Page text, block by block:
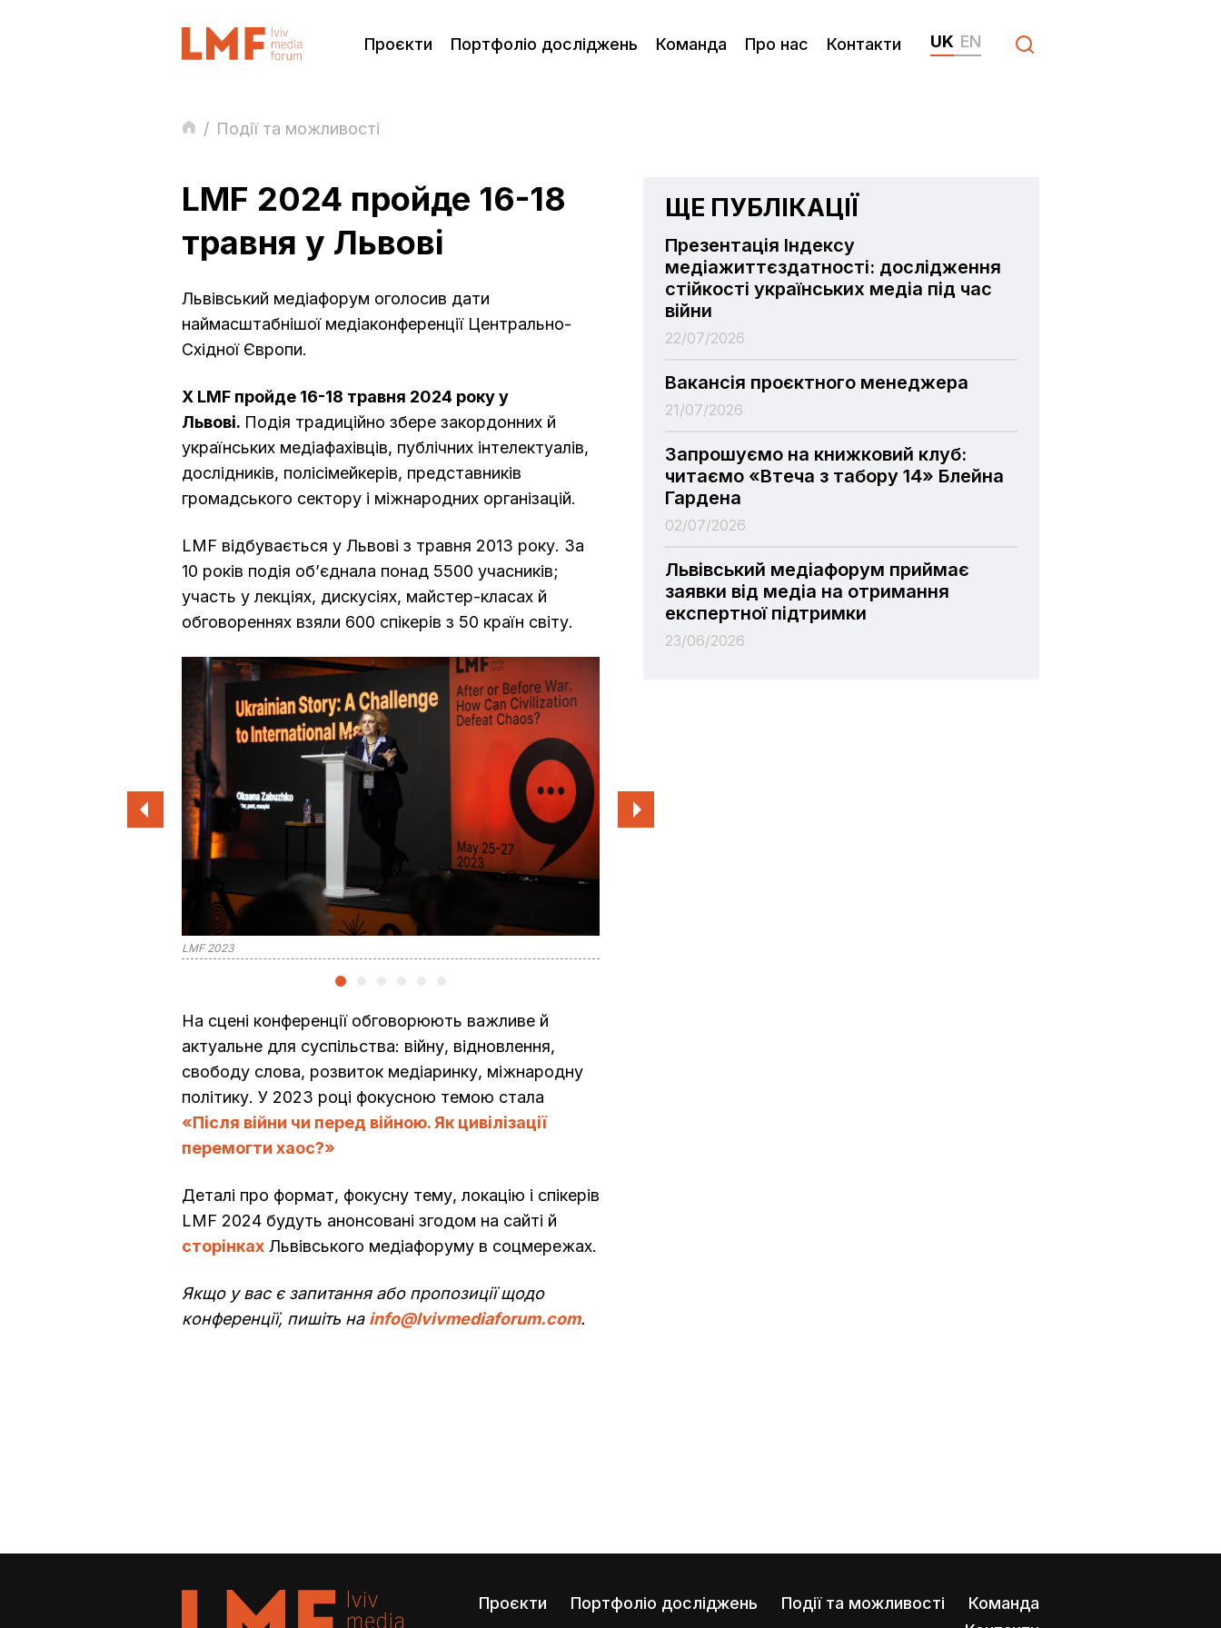
Проєкти Портфоліо досліджень Команда Про нас Контакти UK EN
/ Події та можливості
LMF 2024 пройде 16-18
травня у Львові
Львівський медіафорум оголосив дати
наймасштабнішої медіаконференції Центрально-
Східної Європи.
X LMF пройде 16-18 травня 2024 року у
Львові. Подія традиційно збере закордонних й
українських медіафахівців, публічних інтелектуалів,
дослідників, полісімейкерів, представників
громадського сектору і міжнародних організацій.
LMF відбувається у Львові з травня 2013 року. За
10 років подія об’єднала понад 5500 учасників;
участь у лекціях, дискусіях, майстер-класах й
обговореннях взяли 600 спікерів з 50 країн світу.
LMF 2023
На сцені конференції обговорюють важливе й
актуальне для суспільства: війну, відновлення,
свободу слова, розвиток медіаринку, міжнародну
політику. У 2023 році фокусною темою стала
«Після війни чи перед війною. Як цивілізації
перемогти хаос?»
Деталі про формат, фокусну тему, локацію і спікерів
LMF 2024 будуть анонсовані згодом на сайті й
сторінках Львівського медіафоруму в соцмережах.
Якщо у вас є запитання або пропозиції щодо
конференції, пишіть на info@lvivmediaforum.com.
ЩЕ ПУБЛІКАЦІЇ
Презентація Індексу
медіажиттєздатності: дослідження
стійкості українських медіа під час
війни
22/07/2026
Вакансія проєктного менеджера
21/07/2026
Запрошуємо на книжковий клуб:
читаємо «Втеча з табору 14» Блейна
Гардена
02/07/2026
Львівський медіафорум приймає
заявки від медіа на отримання
експертної підтримки
23/06/2026
Проєкти Портфоліо досліджень Події та можливості
Команда